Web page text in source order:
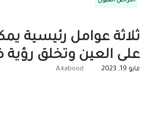
ثلاثة عوامل رئيسية
على العين وتخلق رؤية
مايو 19, 2023 A.kabood